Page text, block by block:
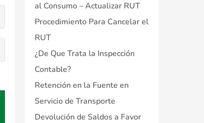
al Consumo – Actualizar RUT
Procedimiento Para Cancelar el
RUT
¿De Que Trata la Inspección
Contable?
Retención en la Fuente en
Servicio de Transporte
Devolución de Saldos a Favor